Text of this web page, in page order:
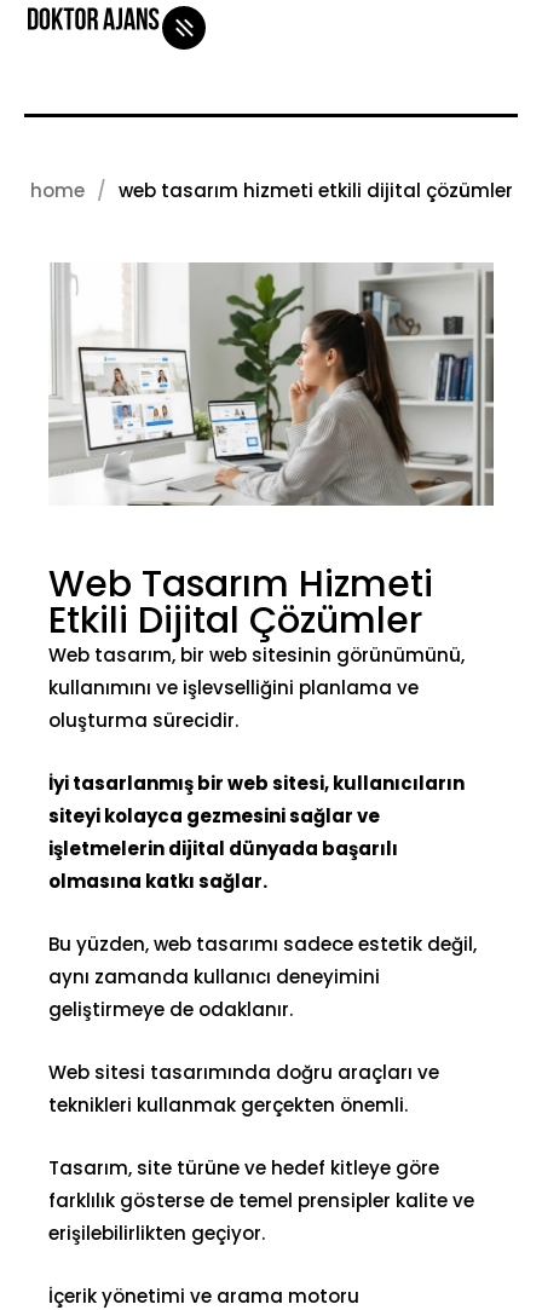
iletişim blog
home web tasarım hizmeti etkili dijital çözümler
Web Tasarım Hizmeti
Etkili Dijital Çözümler
Web tasarım, bir web sitesinin görünümünü,
kullanımını ve işlevselliğini planlama ve
oluşturma sürecidir.
İyi tasarlanmış bir web sitesi, kullanıcıların
siteyi kolayca gezmesini sağlar ve
işletmelerin dijital dünyada başarılı
olmasına katkı sağlar.
Bu yüzden,web tasarımı sadece estetik değil,
aynı zamanda kullanıcı deneyimini
geliştirmeye de odaklanır.
Web sitesi tasarımında doğru araçları ve
teknikleri kullanmak gerçekten önemli.
Tasarım, site türüne ve hedef kitleye göre
farklılık gösterse de temel prensipler kalite ve
erişilebilirlikten geçiyor.
İçerik yönetimi ve arama motoru